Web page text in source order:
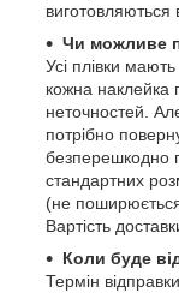
виготовляються
Чи можливе
Усі плівки
кожна наклейка
неточностей.
потрібно
безперешкодно
стандартних
(не
Вартість
Коли буде
Термін